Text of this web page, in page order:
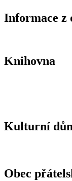
Informace z
Knihovna
Kulturní
Obec